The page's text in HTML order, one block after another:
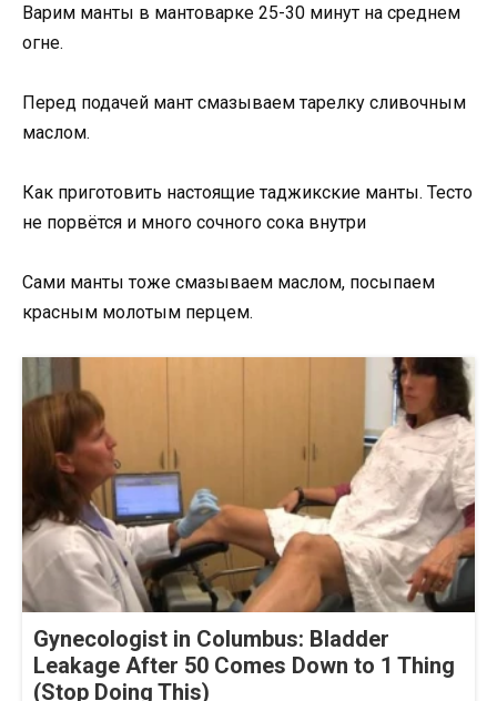
Варим манты в мантоварке 25-30 минут на среднем
огне.
Перед подачей мант смазываем тарелку сливочным
маслом.
Как приготовить настоящие таджикские манты. Тесто
не порвётся и много сочного сока внутри
Сами манты тоже смазываем маслом, посыпаем
красным молотым перцем.
Gynecologist in Columbus: Bladder
Leakage After 50 Comes Down to 1 Thing
(Stop Doing This)